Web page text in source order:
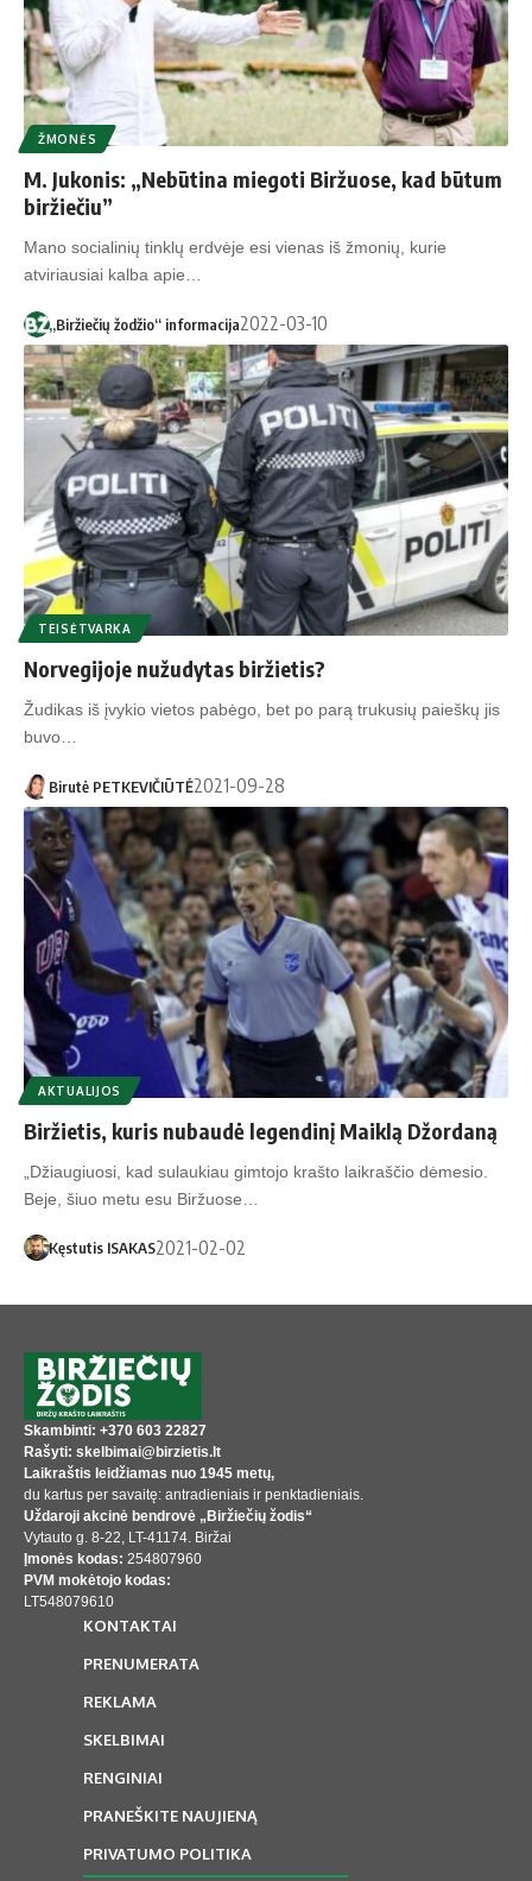
ŽMONĖS
M. Jukonis: „Nebūtina miegoti Biržuose, kad būtum
biržiečiu”
Mano socialinių tinklų erdvėje esi vienas iš žmonių, kurie
atviriausiai kalba apie…
„Biržiečių žodžio“ informacija2022-03-10
TEISĖTVARKA
Norvegijoje nužudytas biržietis?
Žudikas iš įvykio vietos pabėgo, bet po parą trukusių paieškų jis
buvo…
Birutė PETKEVIČIŪTĖ2021-09-28
AKTUALIJOS
Biržietis, kuris nubaudė legendinį Maiklą Džordaną
„Džiaugiuosi, kad sulaukiau gimtojo krašto laikraščio dėmesio.
Beje, šiuo metu esu Biržuose…
Kęstutis ISAKAS2021-02-02
Skambinti: +370 603 22827
Rašyti: skelbimai@birzietis.lt
Laikraštis leidžiamas nuo 1945 metų,
du kartus per savaitę: antradieniais ir penktadieniais.
Uždaroji akcinė bendrovė „Biržiečių žodis“
Vytauto g. 8-22, LT-41174. Biržai
Įmonės kodas: 254807960
PVM mokėtojo kodas:
LT548079610
KONTAKTAI
PRENUMERATA
REKLAMA
SKELBIMAI
RENGINIAI
PRANEŠKITE NAUJIENĄ
PRIVATUMO POLITIKA